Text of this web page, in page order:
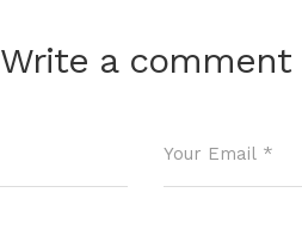
Write a comment